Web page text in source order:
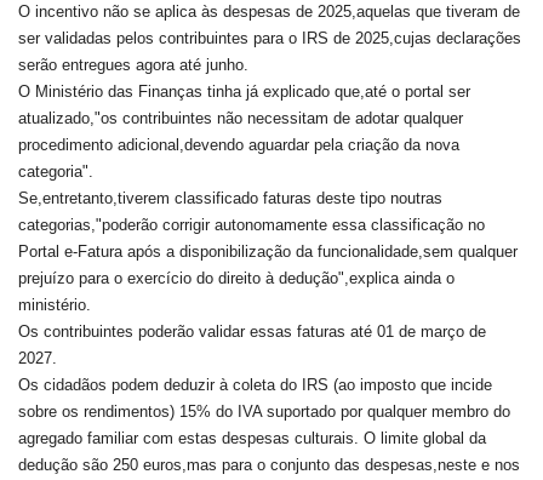
O incentivo não se aplica às despesas de 2025,aquelas que tiveram de
ser validadas pelos contribuintes para o IRS de 2025,cujas declarações
serão entregues agora até junho.
O Ministério das Finanças tinha já explicado que,até o portal ser
atualizado,"os contribuintes não necessitam de adotar qualquer
procedimento adicional,devendo aguardar pela criação da nova
categoria".
Se,entretanto,tiverem classificado faturas deste tipo noutras
categorias,"poderão corrigir autonomamente essa classificação no
Portal e-Fatura após a disponibilização da funcionalidade,sem qualquer
prejuízo para o exercício do direito à dedução",explica ainda o
ministério.
Os contribuintes poderão validar essas faturas até 01 de março de
2027.
Os cidadãos podem deduzir à coleta do IRS (ao imposto que incide
sobre os rendimentos) 15% do IVA suportado por qualquer membro do
agregado familiar com estas despesas culturais. O limite global da
dedução são 250 euros,mas para o conjunto das despesas,neste e nos